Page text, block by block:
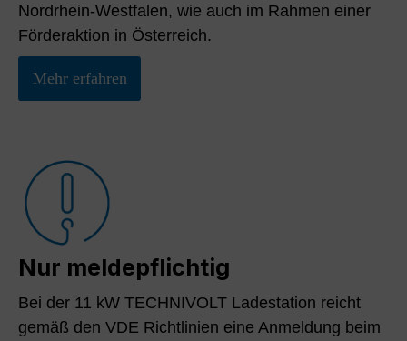
Nordrhein-Westfalen, wie auch im Rahmen einer
Förderaktion in Österreich.
Mehr erfahren
Nur meldepflichtig
Bei der 11 kW TECHNIVOLT Ladestation reicht
gemäß den VDE Richtlinien eine Anmeldung beim